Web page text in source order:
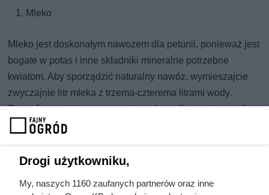
Mleko
Mleko jest doskonałym nawozem dla petunii, ponieważ jest
bogate w potas i inne składniki mineralne potrzebne
kwiatom. Aby sporządzić naturalny nawóz, wymieszajcie
zwyczajnie litr mleka z trzema-czterema litrami wody.
Roztwór stosujcie raz w miesiącu do podlewania petunii.
Drożdże
Drożdże mogą przedłużyć okres kwitnienia petunii i
pobudzać rozwój pąków. Nawóz może sporządzić w
Drogi użytkowniku,
My, naszych 1160 zaufanych partnerów oraz inne